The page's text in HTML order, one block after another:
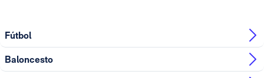
Fútbol
Baloncesto